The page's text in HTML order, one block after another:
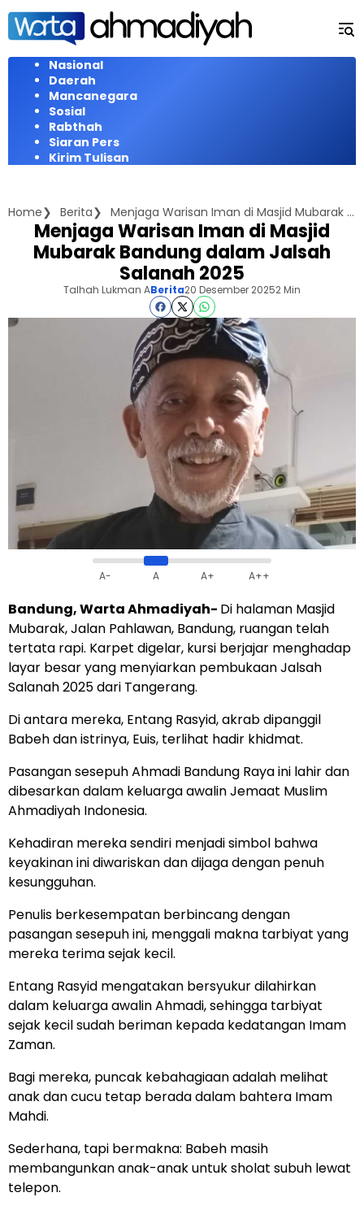
Langsung
konten
Nasional
Daerah
Mancanegara
Sosial
Rabthah
Siaran Pers
Kirim Tulisan
Home Berita Menjaga Warisan Iman di Masjid Mubarak Bandung dalam Jalsah Salanah 2025
Menjaga Warisan Iman di Masjid
Mubarak Bandung dalam Jalsah
Salanah 2025
Talhah Lukman ABerita20 Desember 20252 Min
A- A A+ A++
Bandung, Warta Ahmadiyah- Di halaman Masjid
Mubarak, Jalan Pahlawan, Bandung, ruangan telah
tertata rapi. Karpet digelar, kursi berjajar menghadap
layar besar yang menyiarkan pembukaan Jalsah
Salanah 2025 dari Tangerang.
Di antara mereka, Entang Rasyid, akrab dipanggil
Babeh dan istrinya, Euis, terlihat hadir khidmat.
Pasangan sesepuh Ahmadi Bandung Raya ini lahir dan
dibesarkan dalam keluarga awalin Jemaat Muslim
Ahmadiyah Indonesia.
Kehadiran mereka sendiri menjadi simbol bahwa
keyakinan ini diwariskan dan dijaga dengan penuh
kesungguhan.
Penulis berkesempatan berbincang dengan
pasangan sesepuh ini, menggali makna tarbiyat yang
mereka terima sejak kecil.
Entang Rasyid mengatakan bersyukur dilahirkan
dalam keluarga awalin Ahmadi, sehingga tarbiyat
sejak kecil sudah beriman kepada kedatangan Imam
Zaman.
Bagi mereka, puncak kebahagiaan adalah melihat
anak dan cucu tetap berada dalam bahtera Imam
Mahdi.
Sederhana, tapi bermakna: Babeh masih
membangunkan anak-anak untuk sholat subuh lewat
telepon.